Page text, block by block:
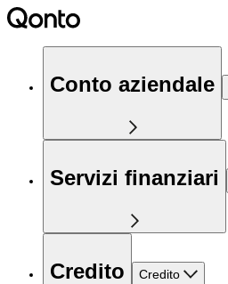
Conto aziendale
Servizi finanziari
Credito Credito